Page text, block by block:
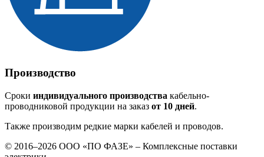
Производство
Сроки индивидуального производства кабельно-
проводниковой продукции на заказ от 10 дней.
Также производим редкие марки кабелей и проводов.
© 2016–2026 ООО «ПО ФАЗЕ» – Комплексные поставки